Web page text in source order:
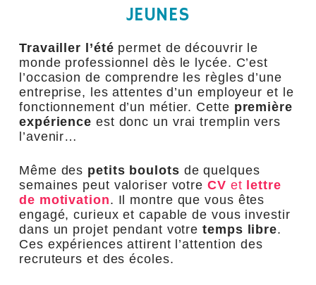
JEUNES
Travailler l’été permet de découvrir le
monde professionnel dès le lycée. C’est
l’occasion de comprendre les règles d’une
entreprise, les attentes d’un employeur et le
fonctionnement d’un métier. Cette première
expérience est donc un vrai tremplin vers
l’avenir…
Même des petits boulots de quelques
semaines peut valoriser votre CV et lettre
de motivation. Il montre que vous êtes
engagé, curieux et capable de vous investir
dans un projet pendant votretemps libre.
Ces expériences attirent l’attention des
recruteurs et des écoles.